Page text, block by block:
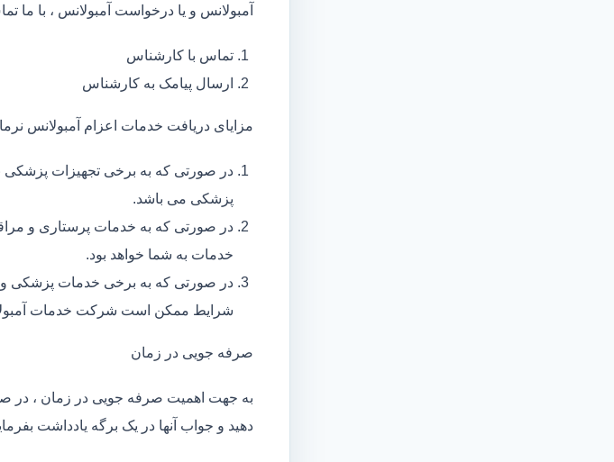
آمبولانس و یا درخواست آمبولانس ، با ما
تماس با کارشناس
ارسال پیامک به کارشناس
مزایای دریافت خدمات اعزام آمبولانس
در صورتی که به برخی تجهیزات پزشکی
پزشکی می باشد.
در صورتی که به خدمات پرستاری و
خدمات به شما خواهد بود.
در صورتی که به برخی خدمات پزشکی و
شرایط ممکن است شرکت خدمات
صرفه جویی در زمان
به جهت اهمیت صرفه جویی در زمان ، در
دهید و جواب آنها در یک برگه یادداشت